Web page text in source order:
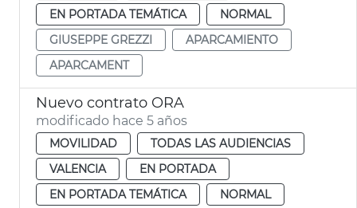
EN PORTADA TEMÁTICA
NORMAL
GIUSEPPE GREZZI
APARCAMIENTO
APARCAMENT
Nuevo contrato ORA
modificado hace 5 años
MOVILIDAD
TODAS LAS AUDIENCIAS
VALENCIA
EN PORTADA
EN PORTADA TEMÁTICA
NORMAL